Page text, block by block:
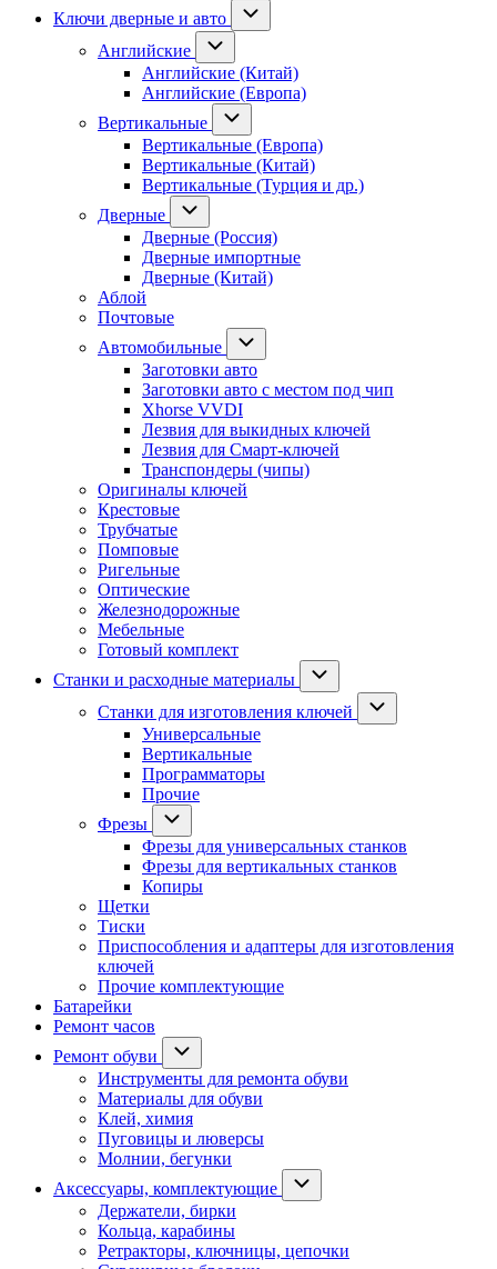
Ключи дверные и авто
Английские
Английские (Китай)
Английские (Европа)
Вертикальные
Вертикальные (Европа)
Вертикальные (Китай)
Вертикальные (Турция и др.)
Дверные
Дверные (Россия)
Дверные импортные
Дверные (Китай)
Аблой
Почтовые
Автомобильные
Заготовки авто
Заготовки авто с местом под чип
Xhorse VVDI
Лезвия для выкидных ключей
Лезвия для Смарт-ключей
Транспондеры (чипы)
Оригиналы ключей
Крестовые
Трубчатые
Помповые
Ригельные
Оптические
Железнодорожные
Мебельные
Готовый комплект
Станки и расходные материалы
Станки для изготовления ключей
Универсальные
Вертикальные
Программаторы
Прочие
Фрезы
Фрезы для универсальных станков
Фрезы для вертикальных станков
Копиры
Щетки
Тиски
Приспособления и адаптеры для изготовления
ключей
Прочие комплектующие
Батарейки
Ремонт часов
Ремонт обуви
Инструменты для ремонта обуви
Материалы для обуви
Клей, химия
Пуговицы и люверсы
Молнии, бегунки
Аксессуары, комплектующие
Держатели, бирки
Кольца, карабины
Ретракторы, ключницы, цепочки